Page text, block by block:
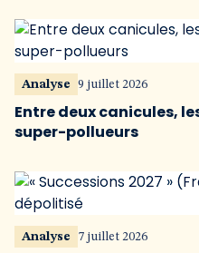
Analyse 9 juillet 2026
Entre deux canicules,
super-pollueurs
Analyse 7 juillet 2026